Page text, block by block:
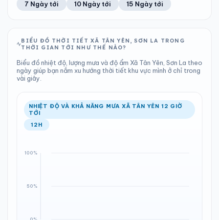
21°C
Ổn định
100%
Khả năng mưa
TIA UV TẦM NHÌN
LƯỢNG MƯA
6.42 mm
Tổng cả ngày
ÁP SUẤT
1001 hPa
Bình thường
Ổn định Khả năng mưa
7 Ngày tới
10 Ngày tới 15 Ngày tới
BIỂU ĐỒ THỜI TIẾT XÃ TÂN YÊN, SƠN LA TRONG
THỜI GIAN TỚI NHƯ THẾ NÀO?
Biểu đồ nhiệt độ, lượng mưa và độ ẩm Xã Tân Yên, Sơn La theo
ngày giúp bạn nắm xu hướng thời tiết khu vực mình ở chỉ trong
vài giây.
NHIỆT ĐỘ VÀ KHẢ NĂNG MƯA XÃ TÂN YÊN 12 GIỜ
TỚI
12H